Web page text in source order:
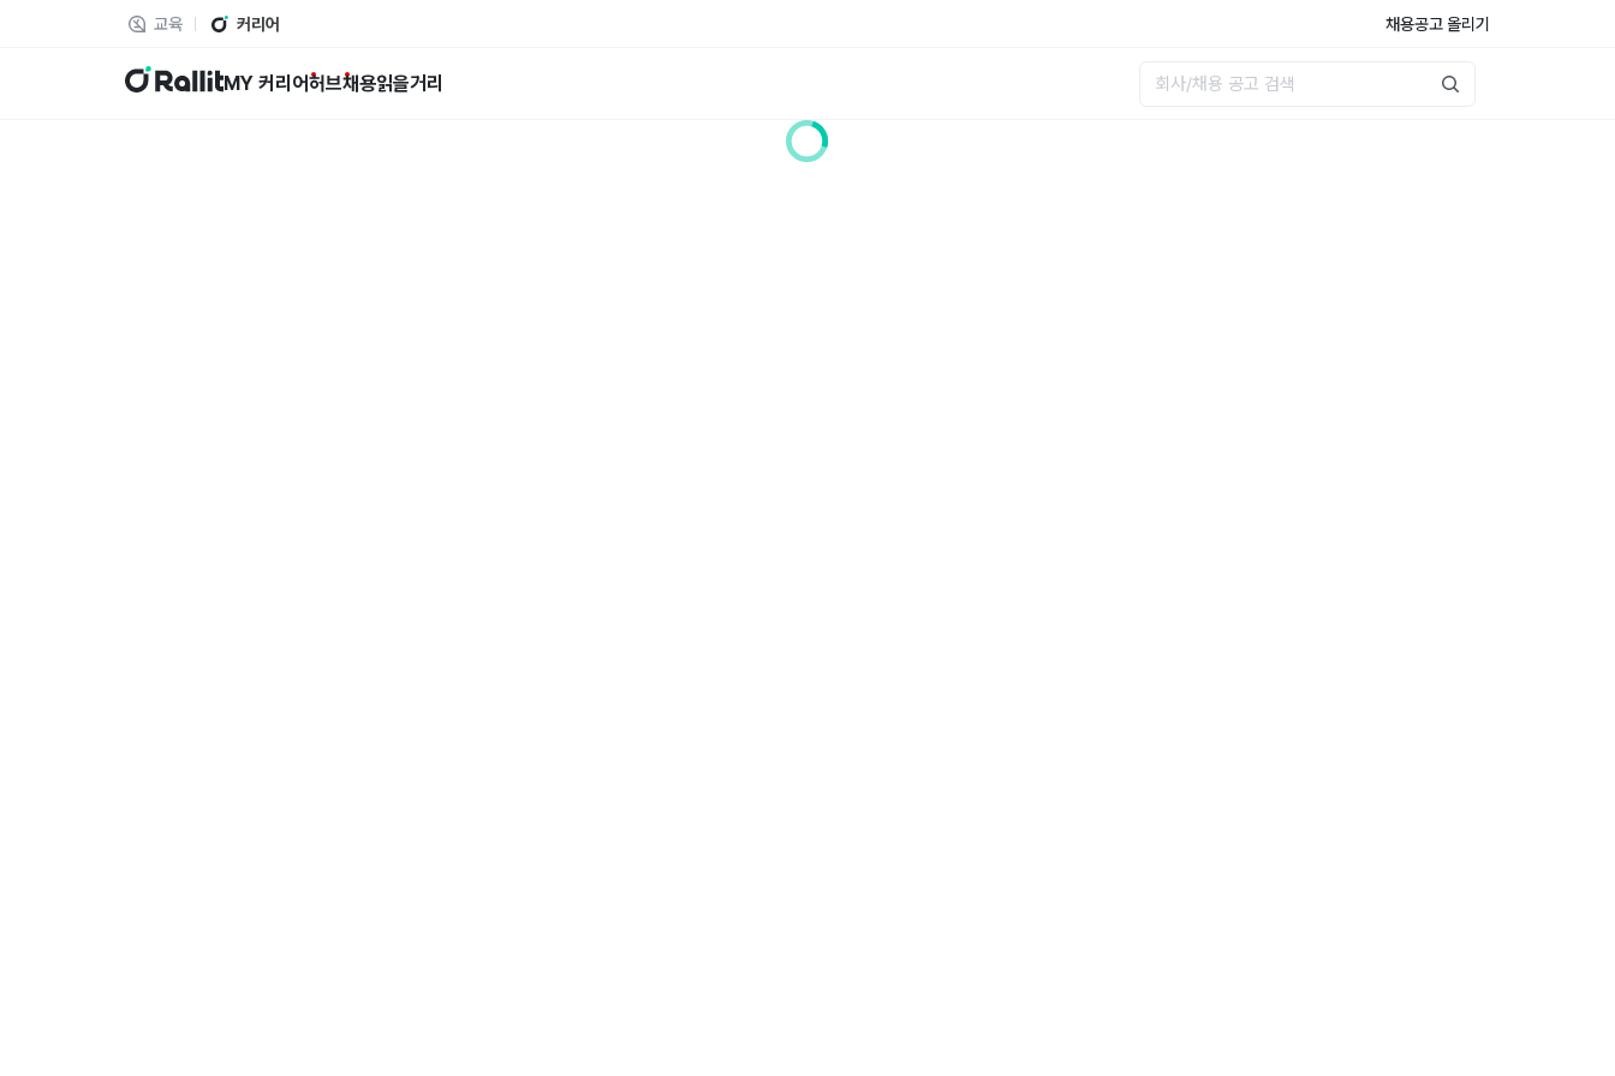
교육 커리어 채용공고 올리기
랠릿 MY 커리어허브채용읽을거리